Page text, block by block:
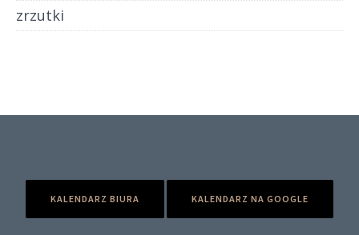
zrzutki
KALENDARZ BIURA KALENDARZ NA GOOGLE